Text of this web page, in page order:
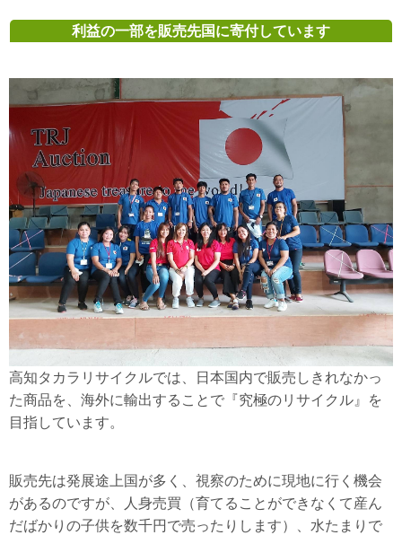
利益の一部を販売先国に寄付しています
高知タカラリサイクルでは、日本国内で販売しきれなかっ
た商品を、海外に輸出することで『究極のリサイクル』を
目指しています。
販売先は発展途上国が多く、視察のために現地に行く機会
があるのですが、人身売買（育てることができなくて産ん
だばかりの子供を数千円で売ったりします）、水たまりで